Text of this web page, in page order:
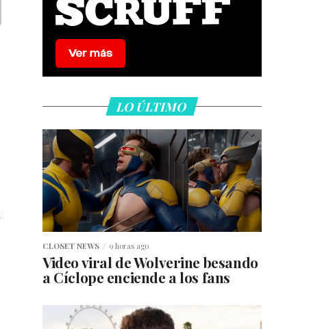
LO ÚLTIMO
CLOSET NEWS 9 horas ago
Video viral de Wolverine besando
a Cíclope enciende a los fans